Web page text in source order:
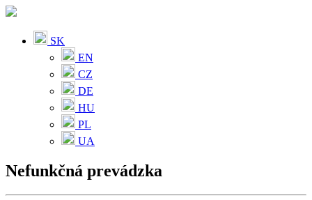
SK
EN
CZ
DE
HU
PL
UA
Nefunkčná prevádzka